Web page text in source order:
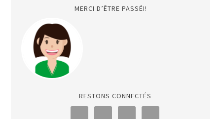
MERCI D’ÊTRE PASSÉI!
RESTONS CONNECTÉS